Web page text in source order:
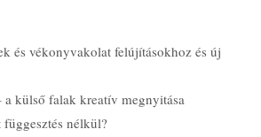
és vékonyvakolat felújításokhoz és új
külső falak kreatív megnyitása
nélkül?